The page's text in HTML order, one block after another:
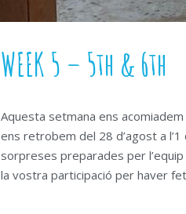
WEEK 5 – 5th & 6th
Aquesta setmana ens
ens retrobem del 28 d’agost a
sorpreses preparades per
la vostra participació per haver